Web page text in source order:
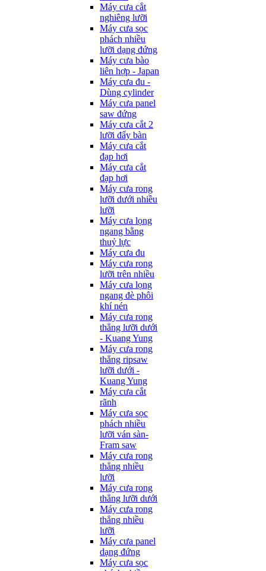
Máy cưa cắt
nghiêng lưỡi
Máy cưa sọc
phách nhiều
lưỡi dạng đứng
Máy cưa bào
liên hợp - Japan
Máy cưa đu -
Dùng cylinder
Máy cưa panel
saw đứng
Máy cưa cắt 2
lưỡi đẩy bàn
Máy cưa cắt
đạp hơi
Máy cưa cắt
đạp hơi
Máy cưa rong
lưỡi dưới nhiều
lưỡi
Máy cưa lọng
ngang bằng
thuỷ lực
Máy cưa đu
Máy cưa rong
lưỡi trên nhiều
Máy cưa lọng
ngang đè phôi
khí nén
Máy cưa rong
thẳng lưỡi dưới
- Kuang Yung
Máy cưa rong
thẳng ripsaw
lưỡi dưới -
Kuang Yung
Máy cưa cắt
rãnh
Máy cưa sọc
phách nhiều
lưỡi ván sàn-
Fram saw
Máy cưa rong
thẳng nhiều
lưỡi
Máy cưa rong
thẳng lưỡi dưới
Máy cưa rong
thẳng nhiều
lưỡi
Máy cưa panel
dạng đứng
Máy cưa sọc